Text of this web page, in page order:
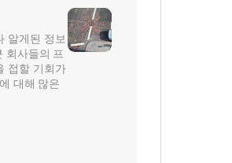
알게된 정보
회사들의 프
접할 기회가
대해 많은